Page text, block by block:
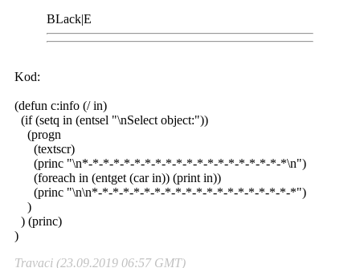
BLack|E
Kod:
(defun c:info (/ in)
(if (setq in (entsel "\nSelect object:"))
(progn
(textscr)
(princ "\n*-*-*-*-*-*-*-*-*-*-*-*-*-*-*-*-*-*-*-*\n")
(foreach in (entget (car in)) (print in))
(princ "\n\n*-*-*-*-*-*-*-*-*-*-*-*-*-*-*-*-*-*-*-*")
)
) (princ)
)
Travaci (23.09.2019 06:57 GMT)